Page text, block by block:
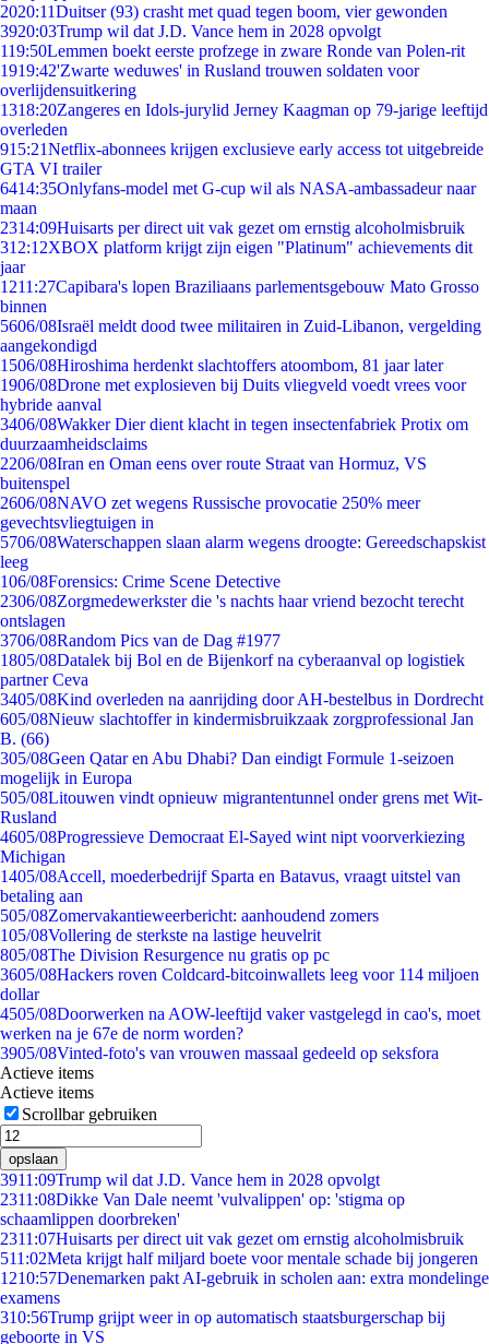
2020:11Duitser (93) crasht met quad tegen boom, vier gewonden
3920:03Trump wil dat J.D. Vance hem in 2028 opvolgt
119:50Lemmen boekt eerste profzege in zware Ronde van Polen-rit
1919:42'Zwarte weduwes' in Rusland trouwen soldaten voor
overlijdensuitkering
1318:20Zangeres en Idols-jurylid Jerney Kaagman op 79-jarige leeftijd
overleden
915:21Netflix-abonnees krijgen exclusieve early access tot uitgebreide
GTA VI trailer
6414:35Onlyfans-model met G-cup wil als NASA-ambassadeur naar
maan
2314:09Huisarts per direct uit vak gezet om ernstig alcoholmisbruik
312:12XBOX platform krijgt zijn eigen "Platinum" achievements dit
jaar
1211:27Capibara's lopen Braziliaans parlementsgebouw Mato Grosso
binnen
5606/08Israël meldt dood twee militairen in Zuid-Libanon, vergelding
aangekondigd
1506/08Hiroshima herdenkt slachtoffers atoombom, 81 jaar later
1906/08Drone met explosieven bij Duits vliegveld voedt vrees voor
hybride aanval
3406/08Wakker Dier dient klacht in tegen insectenfabriek Protix om
duurzaamheidsclaims
2206/08Iran en Oman eens over route Straat van Hormuz, VS
buitenspel
2606/08NAVO zet wegens Russische provocatie 250% meer
gevechtsvliegtuigen in
5706/08Waterschappen slaan alarm wegens droogte: Gereedschapskist
leeg
106/08Forensics: Crime Scene Detective
2306/08Zorgmedewerkster die 's nachts haar vriend bezocht terecht
ontslagen
3706/08Random Pics van de Dag #1977
1805/08Datalek bij Bol en de Bijenkorf na cyberaanval op logistiek
partner Ceva
3405/08Kind overleden na aanrijding door AH-bestelbus in Dordrecht
605/08Nieuw slachtoffer in kindermisbruikzaak zorgprofessional Jan
B. (66)
305/08Geen Qatar en Abu Dhabi? Dan eindigt Formule 1-seizoen
mogelijk in Europa
505/08Litouwen vindt opnieuw migrantentunnel onder grens met Wit-
Rusland
4605/08Progressieve Democraat El-Sayed wint nipt voorverkiezing
Michigan
1405/08Accell, moederbedrijf Sparta en Batavus, vraagt uitstel van
betaling aan
505/08Zomervakantieweerbericht: aanhoudend zomers
105/08Vollering de sterkste na lastige heuvelrit
805/08The Division Resurgence nu gratis op pc
3605/08Hackers roven Coldcard-bitcoinwallets leeg voor 114 miljoen
dollar
4505/08Doorwerken na AOW-leeftijd vaker vastgelegd in cao's, moet
werken na je 67e de norm worden?
3905/08Vinted-foto's van vrouwen massaal gedeeld op seksfora
Actieve items
Actieve items
Scrollbar gebruiken
opslaan
3911:09Trump wil dat J.D. Vance hem in 2028 opvolgt
2311:08Dikke Van Dale neemt 'vulvalippen' op: 'stigma op
schaamlippen doorbreken'
2311:07Huisarts per direct uit vak gezet om ernstig alcoholmisbruik
511:02Meta krijgt half miljard boete voor mentale schade bij jongeren
1210:57Denemarken pakt AI-gebruik in scholen aan: extra mondelinge
examens
310:56Trump grijpt weer in op automatisch staatsburgerschap bij
geboorte in VS